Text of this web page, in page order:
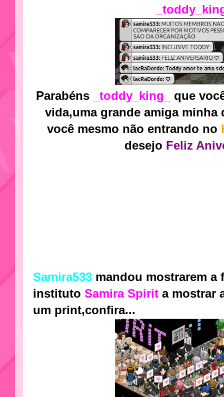
Parabéns _toddy_king_ que
vida,uma grande amiga minha
você mesmo não entrando no
desejo Feliz
Samira533 mandou mostrarem a
instituto Samira Spirit a mostrar
um print,confira...